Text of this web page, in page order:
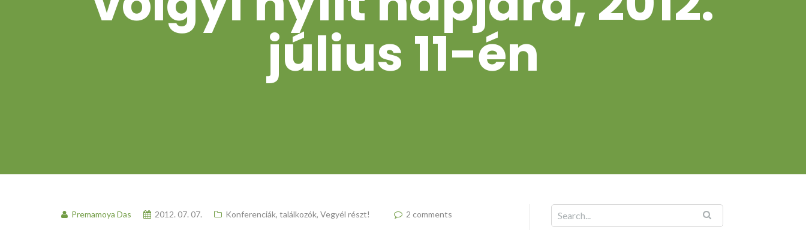
július 11-én
Premamoya Das 2012. 07. 07. Konferenciák, találkozók, Vegyél részt! 2 comments